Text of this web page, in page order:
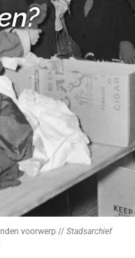
voorwerp // Stadsarchief